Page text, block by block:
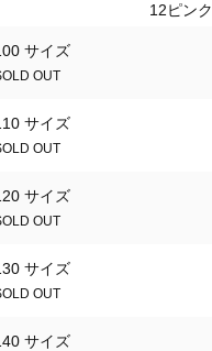
12ピンク
サイズ
OUT
サイズ
OUT
サイズ
OUT
サイズ
OUT
サイズ